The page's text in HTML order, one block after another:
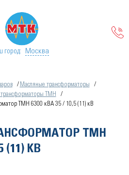
город: Москва
Масляные трансформаторы
ТМН
ТМН 6300 кВА 35 / 10,5 (11) кВ
ТМН
(11) КВ